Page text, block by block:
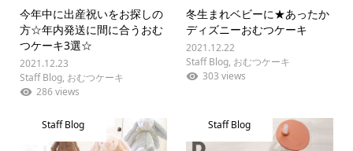
今年中に出産祝いをお探しの
方☆年内発送に間に合うおむ
つケーキ3選☆
2021.12.23
Staff Blog, おむつケーキ
286 views
冬生まれベビーに★あったか
ディズニーおむつケーキ
2021.12.22
Staff Blog, おむつケーキ
303 views
Staff Blog Staff Blog